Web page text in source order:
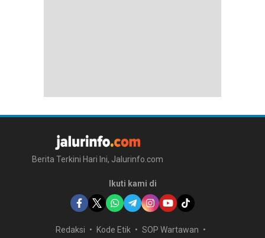
Berita Terkini Hari Ini, Jalurinfo.com
Ikuti kami di
Redaksi Kode Etik
SOP Wartawan